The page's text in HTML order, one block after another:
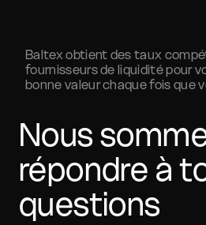
Baltex obtient des taux
fournisseurs de liquidité pour
bonne valeur chaque fois que
Nous
répondre à
questions